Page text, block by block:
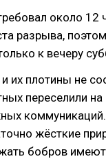
около 12
разрыва,
к вечеру
их плотины не
переселили на
жёсткие
бобров